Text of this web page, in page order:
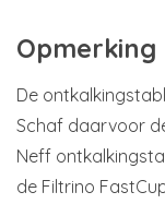
Opmerking
De
Schaf daarvoor
Neff
de Filtrino